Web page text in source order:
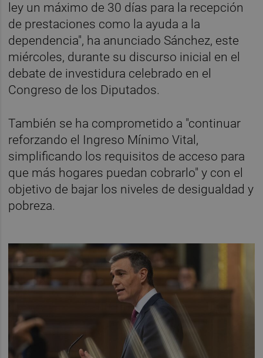
ley un máximo de 30 días para la recepción
de prestaciones como la ayuda a la
dependencia", ha anunciado Sánchez, este
miércoles, durante su discurso inicial en el
debate de investidura celebrado en el
Congreso de los Diputados.
También se ha comprometido a "continuar
reforzando el Ingreso Mínimo Vital,
simplificando los requisitos de acceso para
que más hogares puedan cobrarlo" y con el
objetivo de bajar los niveles de desigualdad y
pobreza.